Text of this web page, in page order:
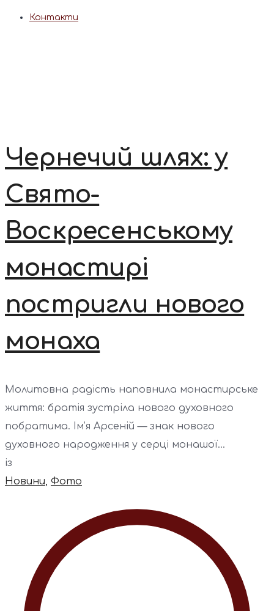
Контакти
Чернечий шлях: у
Свято-
Воскресенському
монастирі
постригли нового
монаха
Молитовна радість наповнила монастирське
життя: братія зустріла нового духовного
побратима. Ім’я Арсеній — знак нового
духовного народження у серці монашої...
із
Новини, Фото